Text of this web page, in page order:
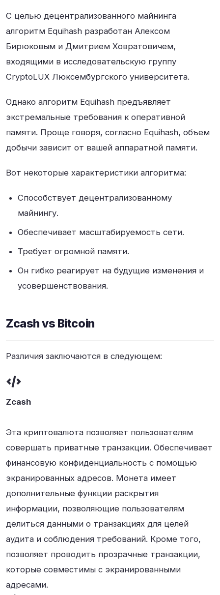
С целью децентрализованного майнинга
алгоритм Equihash разработан Алексом
Бирюковым и Дмитрием Ховратовичем,
входящими в исследовательскую группу
CryptoLUX Люксембургского университета.
Однако алгоритм Equihash предъявляет
экстремальные требования к оперативной
памяти. Проще говоря, согласно Equihash, объем
добычи зависит от вашей аппаратной памяти.
Вот некоторые характеристики алгоритма:
Способствует децентрализованному
майнингу.
Обеспечивает масштабируемость сети.
Требует огромной памяти.
Он гибко реагирует на будущие изменения и
усовершенствования.
Zcash vs Bitcoin
Различия заключаются в следующем:
Zcash
Эта криптовалюта позволяет пользователям
совершать приватные транзакции. Обеспечивает
финансовую конфиденциальность с помощью
экранированных адресов. Монета имеет
дополнительные функции раскрытия
информации, позволяющие пользователям
делиться данными о транзакциях для целей
аудита и соблюдения требований. Кроме того,
позволяет проводить прозрачные транзакции,
которые совместимы с экранированными
адресами.